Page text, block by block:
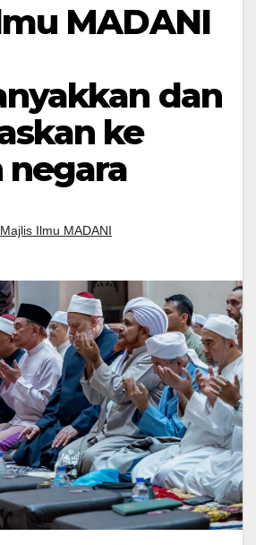
MADANI
dan
ke
negara
Majlis Ilmu MADANI